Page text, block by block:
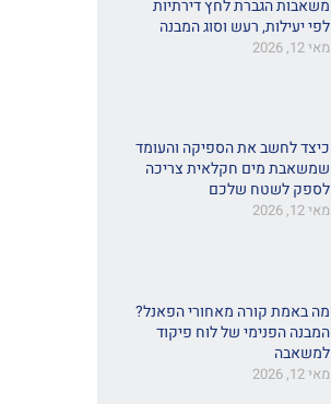
משאבות הגברת לחץ דירתיות
לפי יעילות, רעש וסוג המבנה
מאי 12, 2026
כיצד לחשב את הספיקה והעומד
שמשאבת מים חקלאית צריכה
לספק לשטח שלכם
מאי 12, 2026
מה באמת קורה מאחורי הפאנל?
המבנה הפנימי של לוח פיקוד
למשאבה
מאי 12, 2026